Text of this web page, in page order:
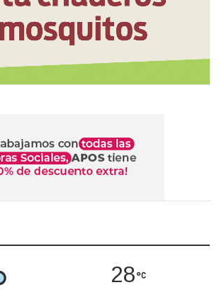
28